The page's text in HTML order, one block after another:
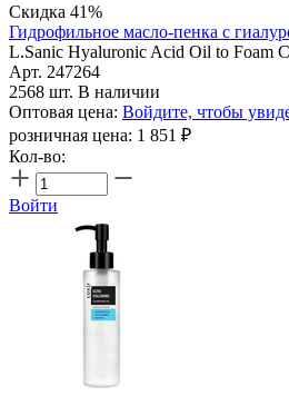
Скидка 41%
Гидрофильное масло-пенка с
L.Sanic Hyaluronic Acid Oil to Foam
Арт. 247264
2568 шт. В наличии
Оптовая цена: Войдите, чтобы
розничная цена: 1 851 ₽
Кол-во:
Войти